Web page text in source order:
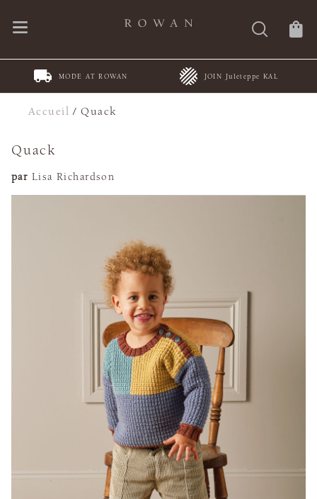
MODE AT ROWAN JOIN Juleteppe KAL
Accueil /Quack
Quack
par Lisa Richardson